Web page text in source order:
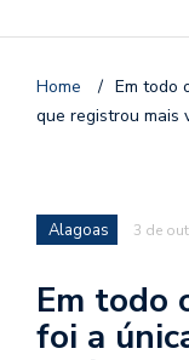
Home / Em todo
que registrou mais
Alagoas 3 de
Em todo
foi a